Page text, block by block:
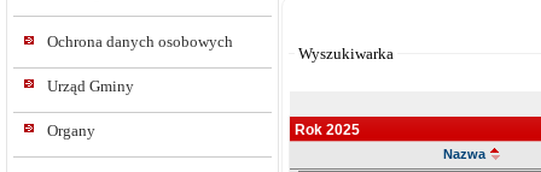
Ochrona danych osobowych
Urząd Gminy
Organy
Wyszukiwarka
Rok 2025
Nazwa